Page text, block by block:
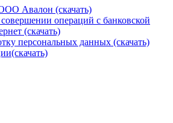
Авалон (скачать)
операций с банковской
(скачать)
персональных данных (скачать)